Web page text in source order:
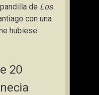
de Los
con una
hubiese
20